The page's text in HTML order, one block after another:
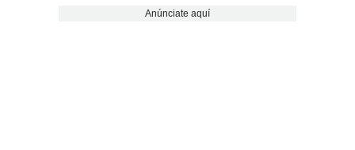
Anúnciate aquí